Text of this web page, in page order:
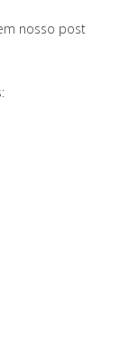
nosso post